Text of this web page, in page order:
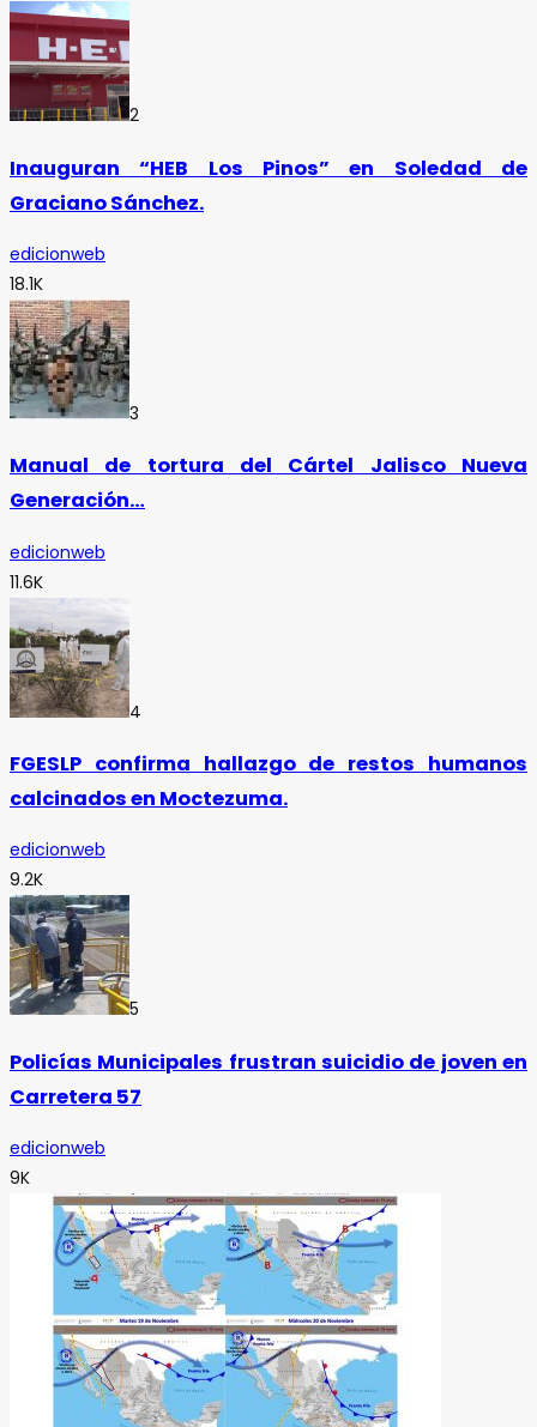
2
Inauguran “HEB Los Pinos” en Soledad de
Graciano Sánchez.
edicionweb
18.1K
3
Manual de tortura del Cártel Jalisco Nueva
Generación…
edicionweb
11.6K
4
FGESLP confirma hallazgo de restos humanos
calcinados en Moctezuma.
edicionweb
9.2K
5
Policías Municipales frustran suicidio de joven en
Carretera 57
edicionweb
9K